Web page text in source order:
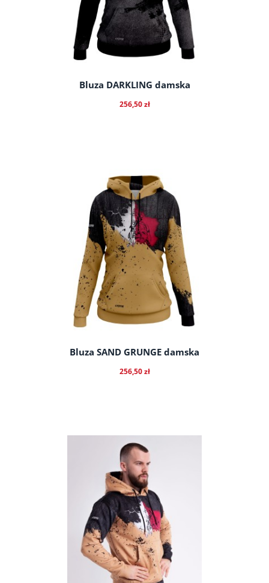
Bluza DARKLING damska
256,50 zł
do koszyka
Bluza SAND GRUNGE damska
256,50 zł
do koszyka